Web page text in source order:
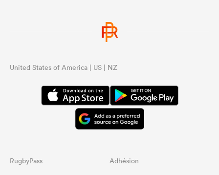
United States of America | US | NZ
RugbyPass Adhésion